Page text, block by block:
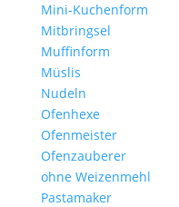
Mini-Kuchenform
Mitbringsel
Muffinform
Müslis
Nudeln
Ofenhexe
Ofenmeister
Ofenzauberer
ohne Weizenmehl
Pastamaker